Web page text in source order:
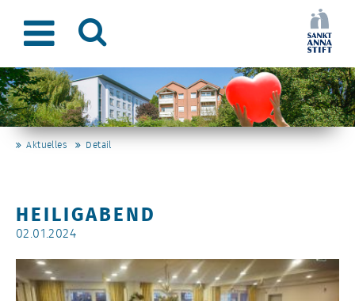
Aktuelles Detail
HEILIGABEND
02.01.2024